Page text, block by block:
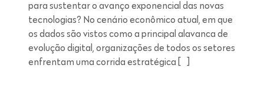
para sustentar o avanço exponencial das novas
tecnologias? No cenário econômico atual, em que
os dados são vistos como a principal alavanca de
evolução digital, organizações de todos os setores
enfrentam uma corrida estratégica […]